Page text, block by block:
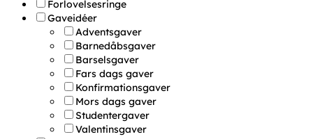
Forlovelsesringe
Gaveidéer
Adventsgaver
Barnedåbsgaver
Barselsgaver
Fars dags gaver
Konfirmationsgaver
Mors dags gaver
Studentergaver
Valentinsgaver